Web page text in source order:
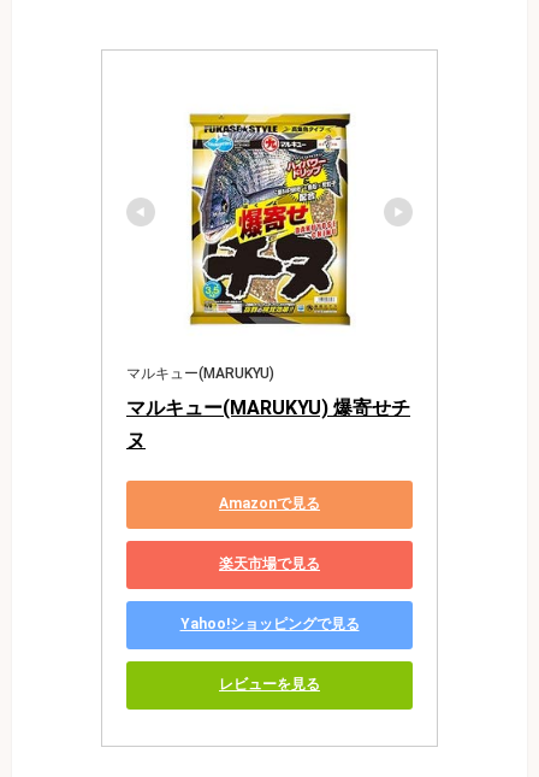
マルキュー(MARUKYU)
マルキュー(MARUKYU) 爆寄せチ
ヌ
Amazonで見る
楽天市場で見る
Yahoo!ショッピングで見る
レビューを見る